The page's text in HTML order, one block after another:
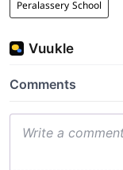
Peralassery School